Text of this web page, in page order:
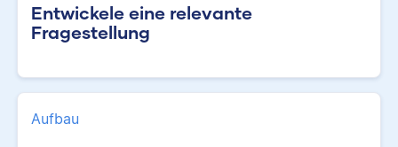
Entwickele eine relevante
Fragestellung
Aufbau